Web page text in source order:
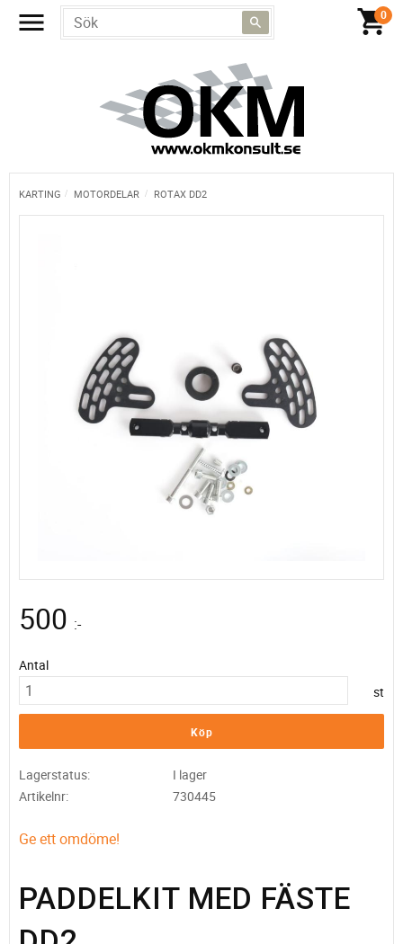
KARTING MOTORDELAR ROTAX DD2
500 :-
Antal
st
Köp
Lagerstatus
I lager
Artikelnr
730445
Ge ett omdöme!
PADDELKIT MED FÄSTE